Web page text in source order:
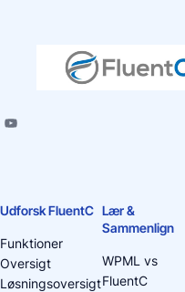
Udforsk FluentC
Funktioner
Oversigt
Løsningsoversigt
Lær &
Sammenlign
WPML vs
FluentC